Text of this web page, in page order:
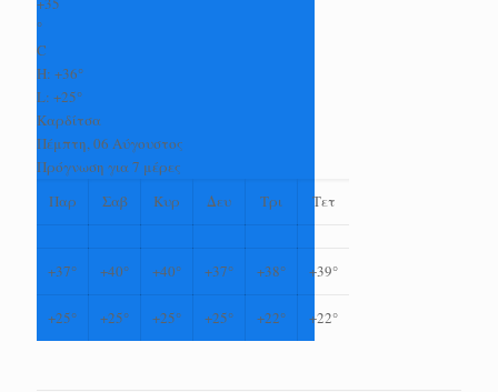
°
C
H: +36°
L: +25°
Καρδίτσα
Πέμπτη, 06 Αύγουστος
Πρόγνωση για 7 μέρες
Παρ
Σαβ Κυρ Δευ Τρι Τετ
+37° +40° +40° +37° +38° +39°
+25° +25° +25° +25° +22° +22°